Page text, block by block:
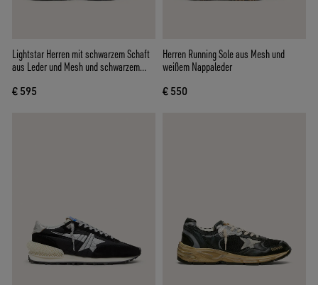
Lightstar Herren mit schwarzem Schaft
aus Leder und Mesh und schwarzem
€ 595
Herren Running Sole aus Mesh und
weißem Nappaleder
€ 550